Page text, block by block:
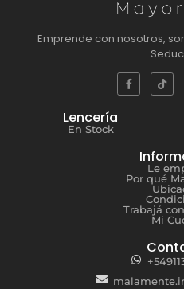
Emprende con nosotros,
Lencería
En Stock
Le
Por qué
Trabajá
Mi